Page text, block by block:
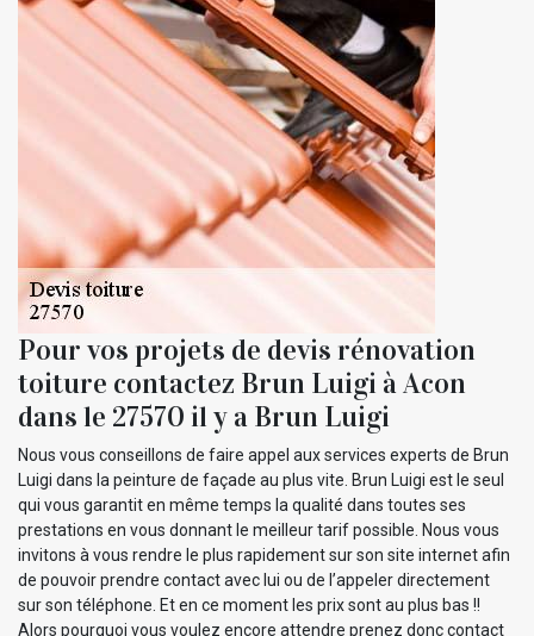
Pour vos projets de devis rénovation
toiture contactez Brun Luigi à Acon
dans le 27570 il y a Brun Luigi
Nous vous conseillons de faire appel aux services experts de Brun
Luigi dans la peinture de façade au plus vite. Brun Luigi est le seul
qui vous garantit en même temps la qualité dans toutes ses
prestations en vous donnant le meilleur tarif possible. Nous vous
invitons à vous rendre le plus rapidement sur son site internet afin
de pouvoir prendre contact avec lui ou de l’appeler directement
sur son téléphone. Et en ce moment les prix sont au plus bas !!
Alors pourquoi vous voulez encore attendre prenez donc contact